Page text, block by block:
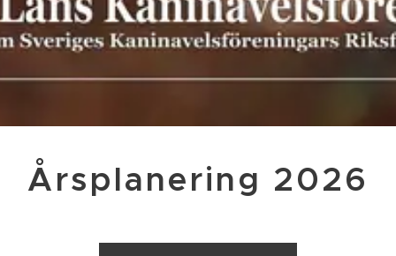
Årsplanering 2026